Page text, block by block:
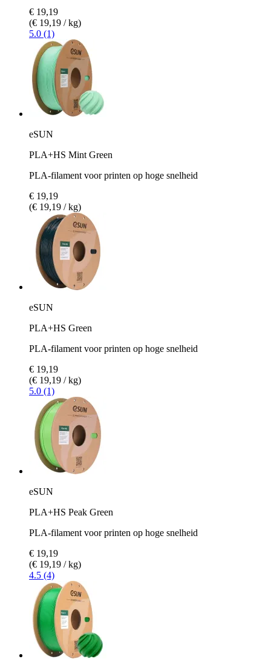
€ 19,19
(€ 19,19 / kg)
5.0 (1)
eSUN
PLA+HS Mint Green
PLA-filament voor printen op hoge snelheid
€ 19,19
(€ 19,19 / kg)
eSUN
PLA+HS Green
PLA-filament voor printen op hoge snelheid
€ 19,19
(€ 19,19 / kg)
5.0 (1)
eSUN
PLA+HS Peak Green
PLA-filament voor printen op hoge snelheid
€ 19,19
(€ 19,19 / kg)
4.5 (4)